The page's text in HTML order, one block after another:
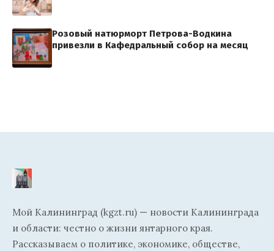
Розовый натюрморт Петрова-Водкина
привезли в Кафедральный собор на месяц
Мой Калининград (kgzt.ru) — новости Калининграда
и области: честно о жизни янтарного края.
Рассказываем о политике, экономике, обществе,